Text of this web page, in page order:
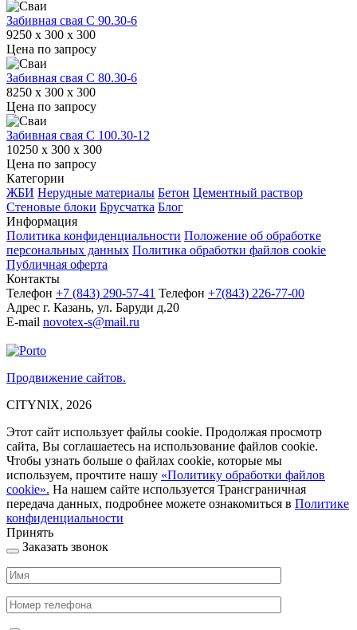
Забивная свая С 90.30-6
9250 x 300 x 300
Цена по запросу
Забивная свая С 80.30-6
8250 x 300 x 300
Цена по запросу
Забивная свая С 100.30-12
10250 x 300 x 300
Цена по запросу
Категории
ЖБИ Нерудные материалы Бетон Цементный раствор
Стеновые блоки Брусчатка Блог
Информация
Политика конфиденциальности Положение об обработке
персональных данных Политика обработки файлов cookie
Публичная оферта
Контакты
Телефон +7 (843) 290-57-41 Телефон +7(843) 226-77-00
Адрес г. Казань, ул. Баруди д.20
E-mail novotex-s@mail.ru
Продвижение сайтов.
CITYNIX, 2026
Этот сайт использует файлы cookie. Продолжая просмотр
сайта, Вы соглашаетесь на использование файлов cookie.
Чтобы узнать больше о файлах cookie, которые мы
используем, прочтите нашу «Политику обработки файлов
cookie». На нашем сайте используется Трансграничная
передача данных, подробнее можете ознакомиться в Политике
конфиденциальности
Принять
Заказать звонок